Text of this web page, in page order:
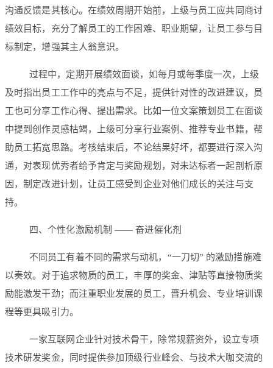
沟通反馈是其核心。在绩效周期开始前，上级与员工应共同商讨
绩效目标，充分了解员工的工作困难、职业期望，让员工参与目
标制定，增强其主人翁意识。
过程中，定期开展绩效面谈，如每月或每季度一次，上级
及时指出员工工作中的亮点与不足，提供针对性的改进建议，员
工也可分享工作心得、提出需求。比如一位文案策划员工在面谈
中提到创作灵感枯竭，上级可分享行业案例、推荐专业书籍，帮
助员工拓宽思路。考核结束后，不论结果好坏，都要进行深入沟
通，对表现优秀者给予肯定与奖励规划，对未达标者一起剖析原
因，制定改进计划，让员工感受到企业对他们成长的关注与支
持。
四、个性化激励机制 —— 奋进催化剂
不同员工有着不同的需求与动机，“一刀切” 的激励措施难
以奏效。对于追求物质的员工，丰厚的奖金、津贴等直接物质奖
励能激发干劲；而注重职业发展的员工，晋升机会、专业培训课
程等更具吸引力。
一家互联网企业针对技术骨干，除常规薪资外，设立专项
技术研发奖金，同时提供参加顶级行业峰会、与技术大咖交流的